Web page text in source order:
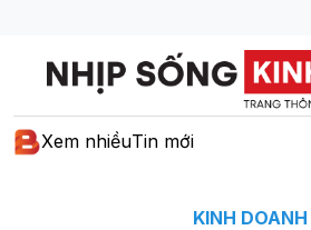
Xem nhiềuTin mới
KINH DOANH